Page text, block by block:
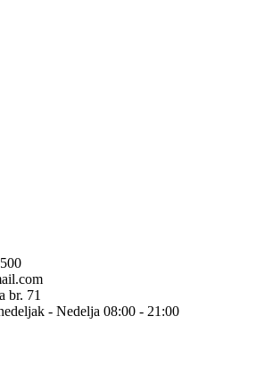
br. 71
- Nedelja 08:00 - 21:00